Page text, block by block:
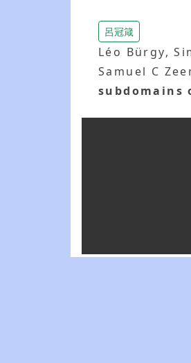
呂冠箴
Léo Bürgy,
Samuel C
subdomains